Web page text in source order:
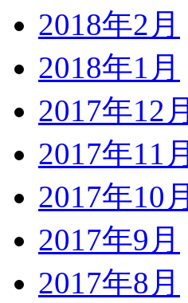
2018年2月
2018年1月
2017年12月
2017年11月
2017年10月
2017年9月
2017年8月